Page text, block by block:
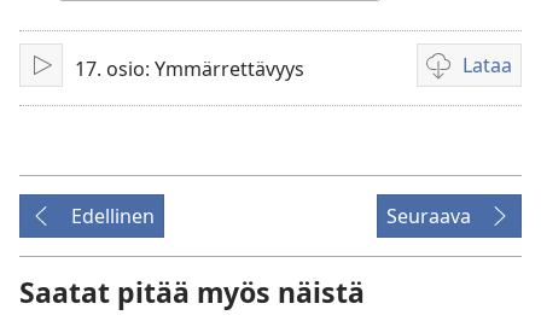
Toista17. osio: Ymmärrettävyys Lataa
Videoiden
Edellinen Seuraava
Saatat pitää myös näistä